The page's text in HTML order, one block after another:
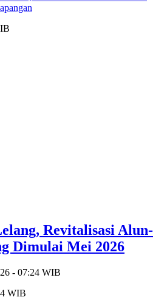
Revitalisasi Alun-
Dimulai Mei 2026
- 07:24 WIB
WIB